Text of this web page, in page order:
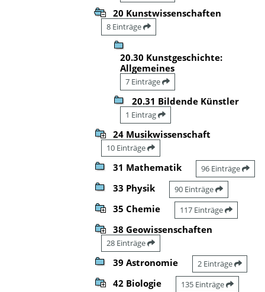
20 Kunstwissenschaften
8 Einträge
20.30 Kunstgeschichte:
Allgemeines
7 Einträge
20.31 Bildende Künstler
1 Eintrag
24 Musikwissenschaft
10 Einträge
31 Mathematik 96 Einträge
33 Physik 90 Einträge
35 Chemie 117 Einträge
38 Geowissenschaften
28 Einträge
39 Astronomie 2 Einträge
42 Biologie 135 Einträge